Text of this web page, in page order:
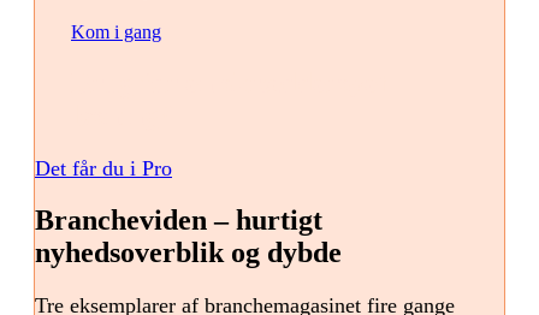
Kom i gang
Det får du i Pro
Brancheviden – hurtigt
nyhedsoverblik og dybde
Tre eksemplarer af branchemagasinet fire gange